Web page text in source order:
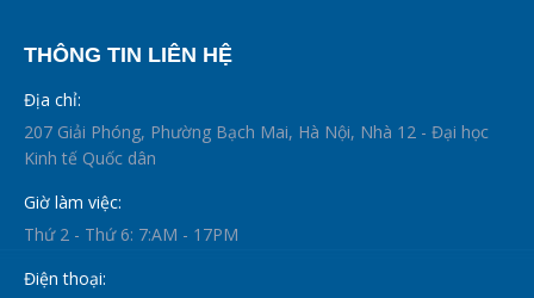
THÔNG TIN LIÊN HỆ
Địa chỉ:
207 Giải Phóng, Phường Bạch Mai, Hà Nội, Nhà 12 - Đại học
Kinh tế Quốc dân
Giờ làm việc:
Thứ 2 - Thứ 6: 7:AM - 17PM
Điện thoại: